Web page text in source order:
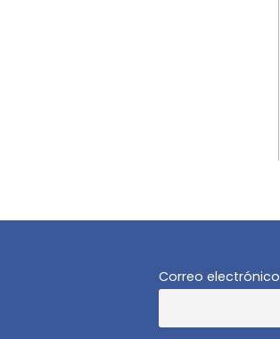
Correo electrónico